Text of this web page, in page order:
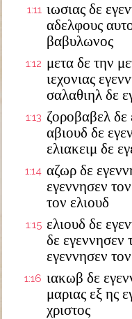
1:11 ιωσιας δε
αδελφους
βαβυλωνος
1:12 μετα δε την
ιεχονιας
σαλαθιηλ δε
1:13 ζοροβαβελ δε
αβιουδ δε
ελιακειμ δε
1:14 αζωρ δε
εγεννησεν
τον ελιουδ
1:15 ελιουδ δε
δε εγεννησεν
εγεννησεν
1:16 ιακωβ δε
μαριας εξ ης
χριστος